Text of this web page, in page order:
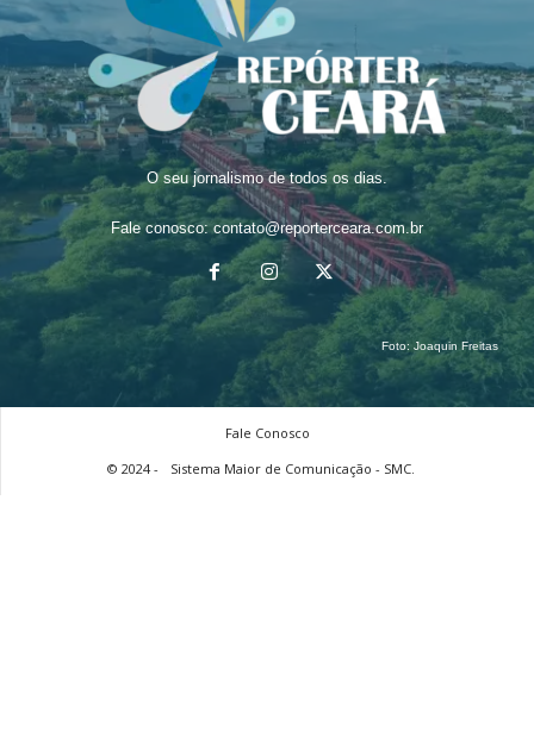
O seu jornalismo de todos os dias.
Fale conosco: contato@reporterceara.com.br
Foto: Joaquin Freitas
Fale Conosco
© 2024 -
Sistema Maior de Comunicação - SMC.